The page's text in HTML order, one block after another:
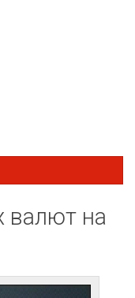
валют на